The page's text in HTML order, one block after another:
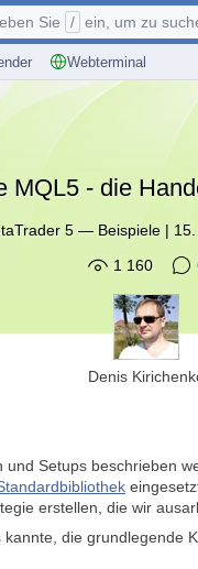
Webterminal
Sie / ein, um zu suchen:
MQL5 - die
5— Beispiele|
1 160
Denis
Setups beschrieben
erstellen, die wir
kannte, die grundlegende